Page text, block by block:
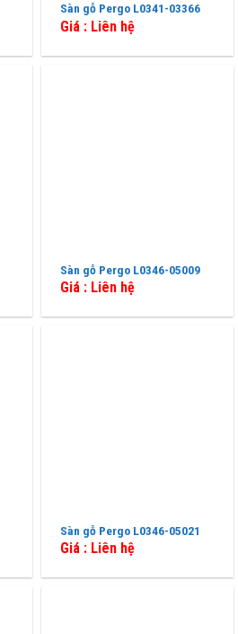
Sàn gỗ Pergo L0341-03366
Giá : Liên hệ
Sàn gỗ Pergo L0346-05009
Giá : Liên hệ
Sàn gỗ Pergo L0346-05021
Giá : Liên hệ